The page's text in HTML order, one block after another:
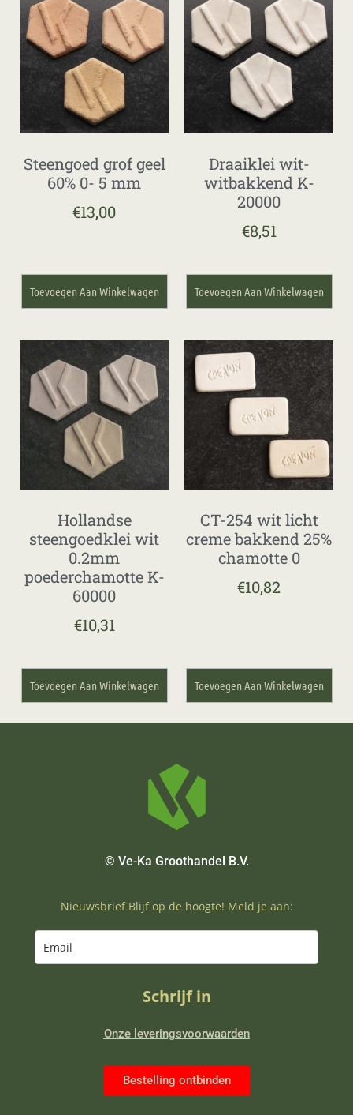
Steengoed grof geel
60% 0- 5 mm
€13,00
Toevoegen Aan Winkelwagen
Draaiklei wit-
witbakkend K-
20000
€8,51
Toevoegen Aan Winkelwagen
Hollandse
steengoedklei wit
0.2mm
poederchamotte K-
60000
€10,31
Toevoegen Aan Winkelwagen
CT-254 wit licht
creme bakkend 25%
chamotte 0
€10,82
Toevoegen Aan Winkelwagen
© Ve-Ka Groothandel B.V.
Nieuwsbrief Blijf op de hoogte! Meld je aan:
Schrijf in
Onze leveringsvoorwaarden
Bestelling ontbinden